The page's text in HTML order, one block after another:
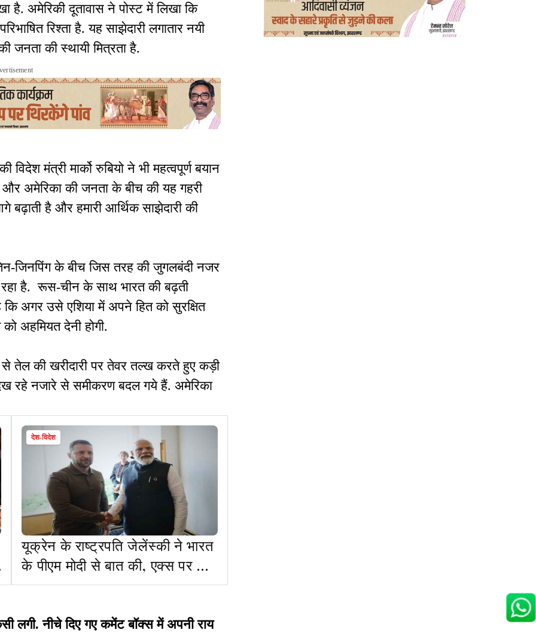
है. अमेरिकी दूतावास ने पोस्ट में लिखा कि
रिश्ता है. यह साझेदारी लगातार नयी
जनता की स्थायी मित्रता है.
मंत्री मार्को रुबियो ने भी महत्वपूर्ण बयान
और अमेरिका की जनता के बीच की यह गहरी
बढ़ाती है और हमारी आर्थिक साझेदारी की
जिनपिंग के बीच जिस तरह की जुगलबंदी नजर
है. रूस-चीन के साथ भारत की बढ़ती
अगर उसे एशिया में अपने हित को सुरक्षित
अहमियत देनी होगी.
से तेल की खरीदारी पर तेवर तल्ख करते हुए कड़ी
रहे नजारे से समीकरण बदल गये हैं. अमेरिका
देश-विदेश
यूक्रेन के राष्ट्रपति जेलेंस्की ने भारत
के पीएम मोदी से बात की, एक्स पर दी
जानकारी
नीचे दिए गए कमेंट बॉक्स में अपनी राय